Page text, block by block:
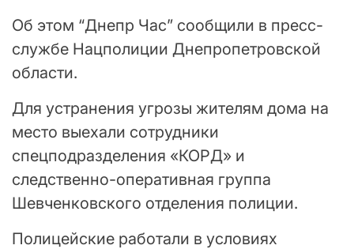
Об этом “Днепр Час” сообщили в пресс-
службе Нацполиции Днепропетровской
области.
Для устранения угрозы жителям дома на
место выехали сотрудники
спецподразделения «КОРД» и
следственно-оперативная группа
Шевченковского отделения полиции.
Полицейские работали в условиях